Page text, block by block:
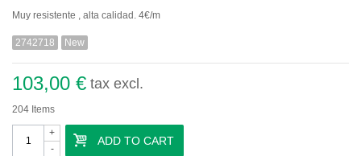
Muy resistente , alta calidad. 4€/m
2742718 New
103,00 € tax excl.
204 Items
-
+
ADD TO CART